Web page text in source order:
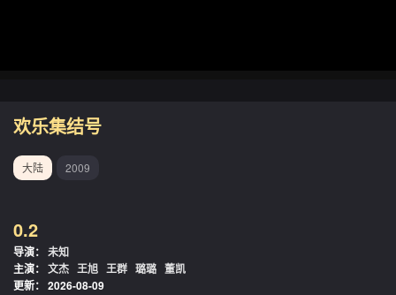
欢乐集结号
大陆 2009
0.2
导演： 未知
主演： 文杰 王旭 王群 璐璐 董凯
更新： 2026-08-09